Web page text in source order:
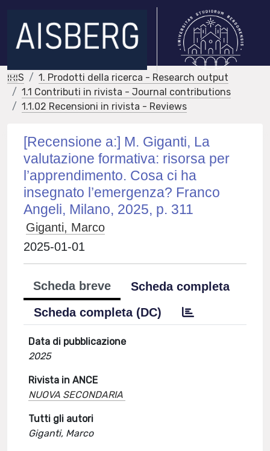
IRIS
1. Prodotti della ricerca - Research output
1.1 Contributi in rivista - Journal contributions
1.1.02 Recensioni in rivista - Reviews
[Recensione a:] M. Giganti, La
valutazione formativa: risorsa per
l’apprendimento. Cosa ci ha
insegnato l’emergenza? Franco
Angeli, Milano, 2025, p. 311
Giganti, Marco
2025-01-01
Scheda breve
Scheda completa
Scheda completa (DC)
Data di pubblicazione
2025
Rivista in ANCE
NUOVA SECONDARIA
Tutti gli autori
Giganti, Marco